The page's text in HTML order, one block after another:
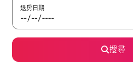
退房日期
搜尋